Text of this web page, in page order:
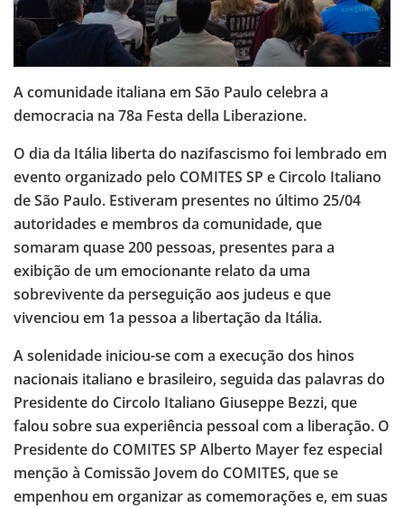
A comunidade italiana em São Paulo celebra a
democracia na 78a Festa della Liberazione.
O dia da Itália liberta do nazifascismo foi lembrado em
evento organizado pelo COMITES SP e Circolo Italiano
de São Paulo. Estiveram presentes no último 25/04
autoridades e membros da comunidade, que
somaram quase 200 pessoas, presentes para a
exibição de um emocionante relato da uma
sobrevivente da perseguição aos judeus e que
vivenciou em 1a pessoa a libertação da Itália.
A solenidade iniciou-se com a execução dos hinos
nacionais italiano e brasileiro, seguida das palavras do
Presidente do Circolo Italiano Giuseppe Bezzi, que
falou sobre sua experiência pessoal com a liberação. O
Presidente do COMITES SP Alberto Mayer fez especial
menção à Comissão Jovem do COMITES, que se
empenhou em organizar as comemorações e, em suas